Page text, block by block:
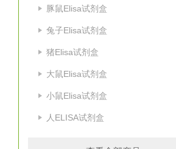
豚鼠Elisa试剂盒
兔子Elisa试剂盒
猪Elisa试剂盒
大鼠Elisa试剂盒
小鼠Elisa试剂盒
人ELISA试剂盒